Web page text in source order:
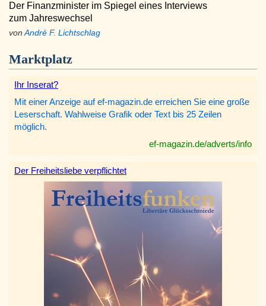
Der Finanzminister im Spiegel eines Interviews
zum Jahreswechsel
von André F. Lichtschlag
Marktplatz
Ihr Inserat?
Mit einer Anzeige auf ef-magazin.de erreichen Sie eine große
Leserschaft. Wahlweise Grafik oder Text bis 25 Zeilen
möglich.
ef-magazin.de/adverts/info
Der Freiheitsliebe verpflichtet